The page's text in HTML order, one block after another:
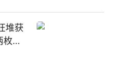
堆获
枚金